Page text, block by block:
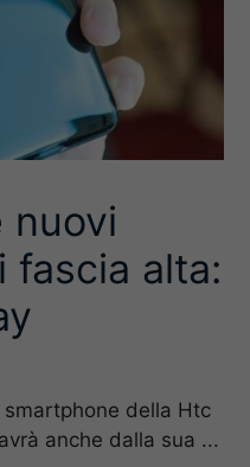
nuovi
fascia alta:
della Htc
anche dalla sua ...